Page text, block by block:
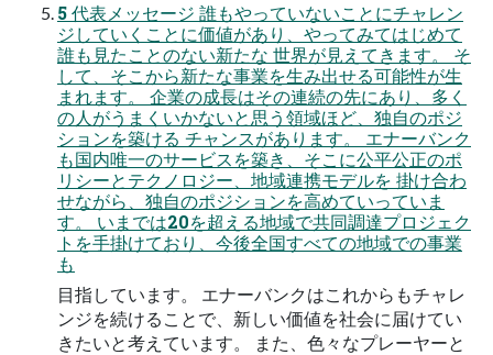
5 代表メッセージ 誰もやっていないことにチャレン
ジしていくことに価値があり、やってみてはじめて
誰も見たことのない新たな 世界が見えてきます。 そ
して、そこから新たな事業を生み出せる可能性が生
まれます。 企業の成長はその連続の先にあり、多く
の人がうまくいかないと思う領域ほど、独自のポジ
ションを築ける チャンスがあります。 エナーバンク
も国内唯一のサービスを築き、そこに公平公正のポ
リシーとテクノロジー、地域連携モデルを 掛け合わ
せながら、独自のポジションを高めていっていま
す。 いまでは20を超える地域で共同調達プロジェク
トを手掛けており、今後全国すべての地域での事業
も
目指しています。 エナーバンクはこれからもチャレ
ンジを続けることで、新しい価値を社会に届けてい
きたいと考えています。 また、色々なプレーヤーと